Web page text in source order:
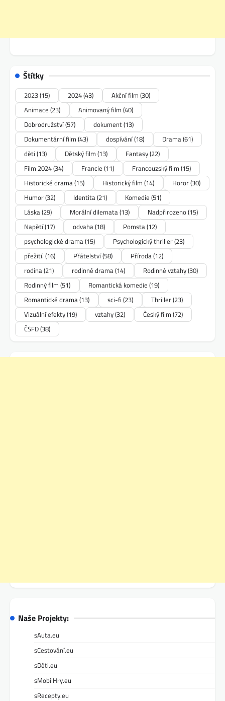
Štítky
2023(15) 2024(43) Akční film (30)
Animace (23) Animovaný film (40)
Dobrodružství(57) dokument(13)
Dokumentární film (43) dospívání(18) Drama(61)
děti (13) Dětský film (13) Fantasy(22)
Film 2024(34) Francie (11) Francouzský film (15)
Historické drama(15) Historický film (14) Horor(30)
Humor(32) Identita(21) Komedie (51)
Láska(29) Morální dilemata(13) Nadpřirozeno(15)
Napětí(17) odvaha(18) Pomsta(12)
psychologické drama(15) Psychologický thriller(23)
přežití. (16) Přátelství(58) Příroda(12)
rodina(21) rodinné drama(14) Rodinné vztahy(30)
Rodinný film (51) Romantická komedie (19)
Romantické drama(13) sci-fi (23) Thriller(23)
Vizuální efekty(19) vztahy(32) Český film (72)
ČSFD(38)
Naše Projekty:
sAuta.eu
sCestování.eu
sDěti.eu
sMobilHry.eu
sRecepty.eu